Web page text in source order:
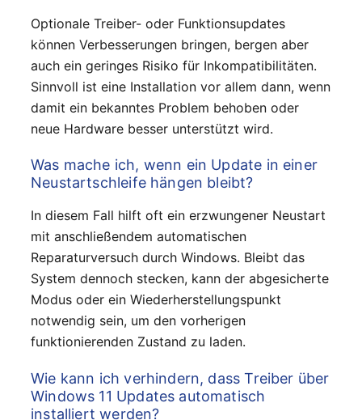
Optionale Treiber- oder Funktionsupdates
können Verbesserungen bringen, bergen aber
auch ein geringes Risiko für Inkompatibilitäten.
Sinnvoll ist eine Installation vor allem dann, wenn
damit ein bekanntes Problem behoben oder
neue Hardware besser unterstützt wird.
Was mache ich, wenn ein Update in einer
Neustartschleife hängen bleibt?
In diesem Fall hilft oft ein erzwungener Neustart
mit anschließendem automatischen
Reparaturversuch durch Windows. Bleibt das
System dennoch stecken, kann der abgesicherte
Modus oder ein Wiederherstellungspunkt
notwendig sein, um den vorherigen
funktionierenden Zustand zu laden.
Wie kann ich verhindern, dass Treiber über
Windows 11 Updates automatisch
installiert werden?